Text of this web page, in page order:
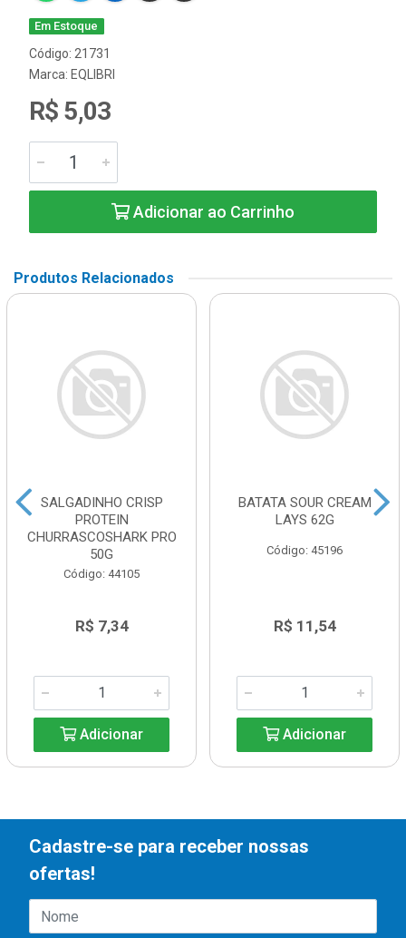
Em Estoque
Código: 21731
Marca: EQLIBRI
R$ 5,03
Adicionar ao Carrinho
Produtos Relacionados
SALGADINHO CRISP
PROTEIN
CHURRASCOSHARK PRO
50G
Código: 44105
R$ 7,34
Adicionar
BATATA SOUR CREAM
LAYS 62G
Código: 45196
R$ 11,54
Adicionar
Cadastre-se para receber nossas
ofertas!